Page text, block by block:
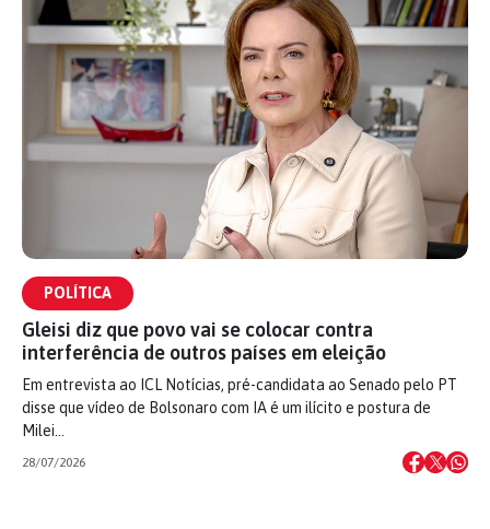
POLÍTICA
Gleisi diz que povo vai se colocar contra
interferência de outros países em eleição
Em entrevista ao ICL Notícias, pré-candidata ao Senado pelo PT
disse que vídeo de Bolsonaro com IA é um ilícito e postura de
Milei…
28/07/2026